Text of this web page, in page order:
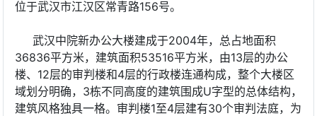
位于武汉市江汉区常青路156号。
武汉中院新办公大楼建成于2004年，总占地面积
36836平方米，建筑面积53516平方米，由13层的办公
楼、12层的审判楼和4层的行政楼连通构成，整个大楼区
域划分明确，3栋不同高度的建筑围成U字型的总体结构，
建筑风格独具一格。审判楼1至4层建有30个审判法庭，为